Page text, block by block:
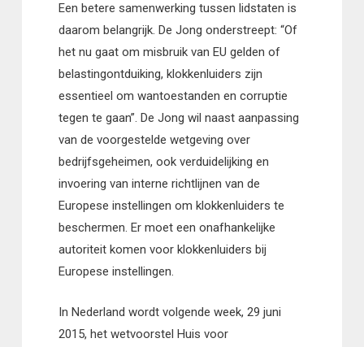
Een betere samenwerking tussen lidstaten is
daarom belangrijk. De Jong onderstreept: “Of
het nu gaat om misbruik van EU gelden of
belastingontduiking, klokkenluiders zijn
essentieel om wantoestanden en corruptie
tegen te gaan”. De Jong wil naast aanpassing
van de voorgestelde wetgeving over
bedrijfsgeheimen, ook verduidelijking en
invoering van interne richtlijnen van de
Europese instellingen om klokkenluiders te
beschermen. Er moet een onafhankelijke
autoriteit komen voor klokkenluiders bij
Europese instellingen.
In Nederland wordt volgende week, 29 juni
2015, het wetvoorstel Huis voor